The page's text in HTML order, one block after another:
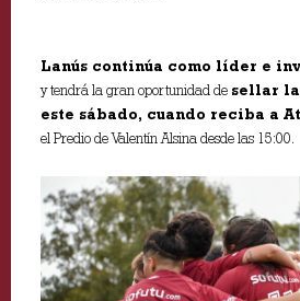
Lanús continúa como líder e
y tendrá la gran oportunidad de sellar
este sábado, cuando reciba a
el Predio de Valentín Alsina desde las 15:00.